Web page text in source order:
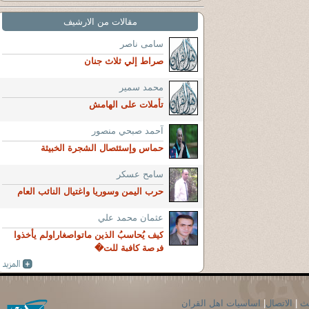
مقالات من الارشيف
سامى ناصر
صراط إلي ثلاث جنان
محمد سمير
تأملات على الهامش
آحمد صبحي منصور
حماس وإسئئصال الشجرة الخبيثة
سامح عسكر
حرب اليمن وسوريا واغتيال النائب العام
عثمان محمد علي
كيف يُحاسبُ الذين ماتواصغاراولم يأخذوا
فرصة كافية للت�
الاتصال اساسيات اهل القران